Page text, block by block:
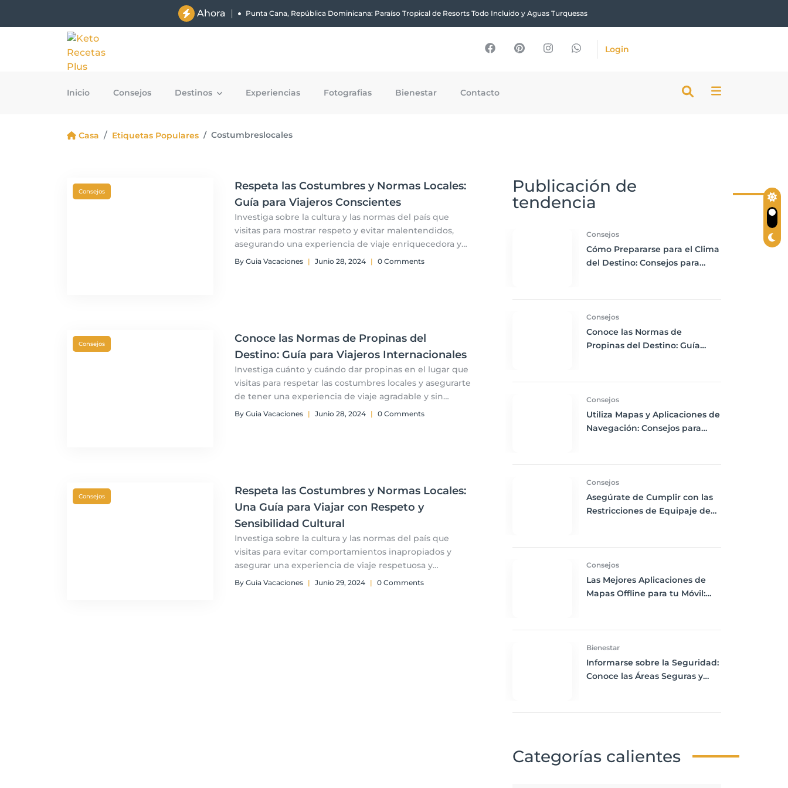
Ahora | Punta Cana, República Dominicana: Paraíso Tropical de Resorts Todo Incluido y Aguas Turquesas
Login
Inicio Consejos Destinos Experiencias Fotografias Bienestar Contacto
Casa Etiquetas Populares Costumbreslocales
Consejos
Respeta las Costumbres y Normas Locales:
Guía para Viajeros Conscientes
Investiga sobre la cultura y las normas del país que
visitas para mostrar respeto y evitar malentendidos,
asegurando una experiencia de viaje enriquecedora y
armoniosa.
By Guia Vacaciones | Junio 28, 2024 | 0 Comments
Consejos
Conoce las Normas de Propinas del
Destino: Guía para Viajeros Internacionales
Investiga cuánto y cuándo dar propinas en el lugar que
visitas para respetar las costumbres locales y asegurarte
de tener una experiencia de viaje agradable y sin
contratiempos.
By Guia Vacaciones | Junio 28, 2024 | 0 Comments
Consejos
Respeta las Costumbres y Normas Locales:
Una Guía para Viajar con Respeto y
Sensibilidad Cultural
Investiga sobre la cultura y las normas del país que
visitas para evitar comportamientos inapropiados y
asegurar una experiencia de viaje respetuosa y
enriquecedora.
By Guia Vacaciones | Junio 29, 2024 | 0 Comments
Publicación de
tendencia
Consejos
Cómo Prepararse para el Clima
del Destino: Consejos para
Consejos
Conoce las Normas de
Propinas del Destino: Guía
Consejos
Utiliza Mapas y Aplicaciones de
Navegación: Consejos para
Consejos
Asegúrate de Cumplir con las
Restricciones de Equipaje de
Consejos
Las Mejores Aplicaciones de
Mapas Offline para tu Móvil:
Bienestar
Informarse sobre la Seguridad:
Conoce las Áreas Seguras y
Categorías calientes